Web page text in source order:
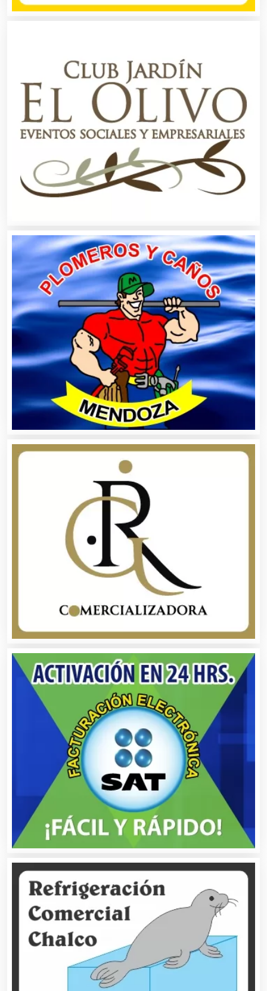
Artes Gráficas
Artesanías
Artículos de Oficina
Artículos Deportivos
Artículos Importados
Artículos para el Hogar
Artículos para Regalos
Artículos Personales
Artículos Publicitarios
Aseguradoras
Asesores Técnicos
Asilos
Asociaciones Civiles
Asociaciones Empresariales
Audio, Sonido e Iluminación
Audios para Eventos
Autobuses
Automatización
Automóviles Nuevos y Usados